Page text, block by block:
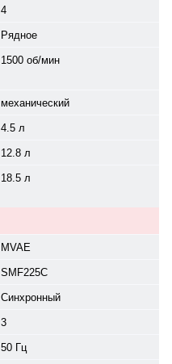
4
Рядное
1500 об/мин
механический
4.5 л
12.8 л
18.5 л
MVAE
SMF225C
Синхронный
3
50 Гц